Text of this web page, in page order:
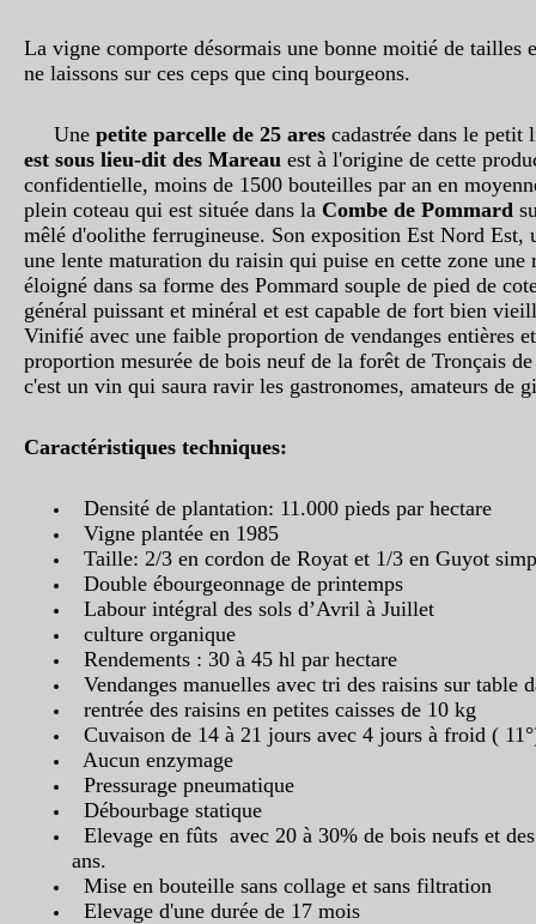
La vigne comporte désormais une bonne moitié de tailles
ne laissons sur ces ceps que cinq bourgeons.
Une petite parcelle de 25 ares cadastrée dans le
est sous lieu-dit des Mareau est à l'origine de cette
confidentielle, moins de 1500 bouteilles par an en
plein coteau qui est située dans la Combe de Pommard
mêlé d'oolithe ferrugineuse. Son exposition Est Nord Est,
une lente maturation du raisin qui puise en cette zone une
éloigné dans sa forme des Pommard souple de pied de
général puissant et minéral et est capable de fort bien
Vinifié avec une faible proportion de vendanges entières
proportion mesurée de bois neuf de la forêt de Tronçais
c'est un vin qui saura ravir les gastronomes, amateurs de
Caractéristiques techniques:
Densité de plantation: 11.000 pieds par hectare
Vigne plantée en 1985
Taille: 2/3 en cordon de Royat et 1/3 en Guyot
Double ébourgeonnage de printemps
Labour intégral des sols d’Avril à Juillet
culture organique
Rendements : 30 à 45 hl par hectare
Vendanges manuelles avec tri des raisins sur table
rentrée des raisins en petites caisses de 10 kg
Cuvaison de 14 à 21 jours avec 4 jours à froid (
Aucun enzymage
Pressurage pneumatique
Débourbage statique
Elevage en fûts avec 20 à 30% de bois neufs et
ans.
Mise en bouteille sans collage et sans filtration
Elevage d'une durée de 17 mois